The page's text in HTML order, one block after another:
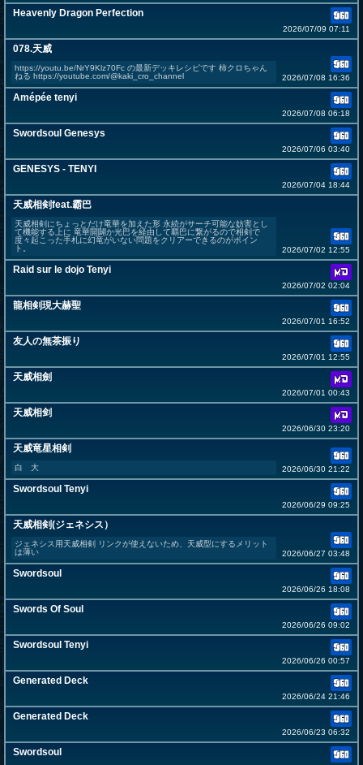
Heavenly Dragon Perfection
2026/07/09 07:11
078.天威
https://youtu.be/NrY9Klz70Fc の最新デッキレシピです 柿クロちゃん
ねる https://youtube.com/@kaki_cro_channel
2026/07/08 16:36
Amépée tenyi
2026/07/08 06:18
Swordsoul Genesys
2026/07/06 03:40
GENESYS - TENYI
2026/07/04 18:44
天威相剣feat.霸巴
天威相剣にちょっとだけ竜華を加えた形 永続がサーチ可能な妨害とし
て機能する上に 竜華開闢か光巴を経由して覇巴に繋がるので相剣で
度々起こった手札に幻竜がいない問題をクリアーできるのがポイン
ト。
2026/07/02 12:55
Raid sur le dojo Tenyi
2026/07/02 02:04
龍相剣現大赫聖
2026/07/01 16:52
友人の無茶振り
2026/07/01 12:55
天威相劍
2026/07/01 00:43
天威相剑
2026/06/30 23:20
天威竜星相剣
白 大 2026/06/30 21:22
Swordsoul Tenyi
2026/06/29 09:25
天威相剣(ジェネシス）
ジェネシス用天威相剣 リンクが使えないため、天威型にするメリット
は薄い
2026/06/27 03:48
Swordsoul
2026/06/26 18:08
Swords Of Soul
2026/06/26 09:02
Swordsoul Tenyi
2026/06/26 00:57
Generated Deck
2026/06/24 21:46
Generated Deck
2026/06/23 06:32
Swordsoul